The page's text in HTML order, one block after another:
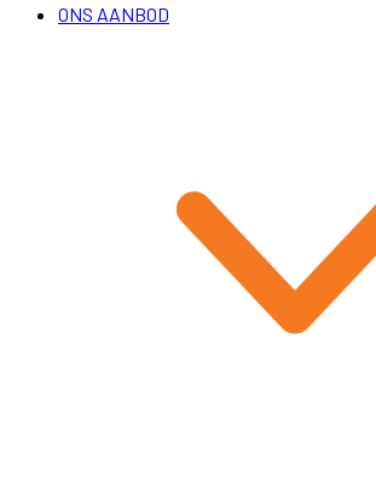
ONS AANBOD